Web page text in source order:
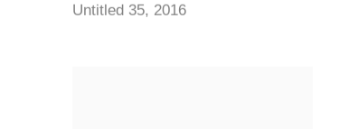
Untitled 35, 2016